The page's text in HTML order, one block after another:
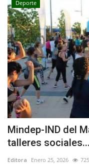
Deporte
Mindep-IND del
talleres sociales...
Editora Enero 25, 2026 725